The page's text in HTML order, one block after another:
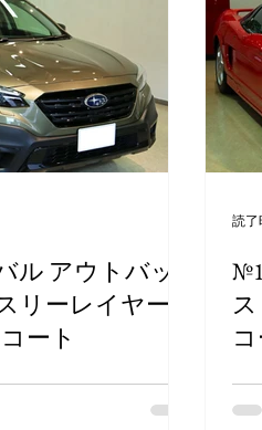
ル アウトバッ
リーレイヤー
ート
読了